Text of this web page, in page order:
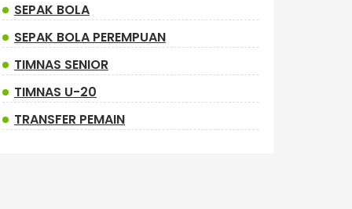
SEPAK BOLA
SEPAK BOLA PEREMPUAN
TIMNAS SENIOR
TIMNAS U-20
TRANSFER PEMAIN